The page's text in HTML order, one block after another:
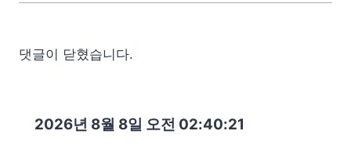
댓글이 닫혔습니다.
2026년 8월 8일 오전 02:40:22